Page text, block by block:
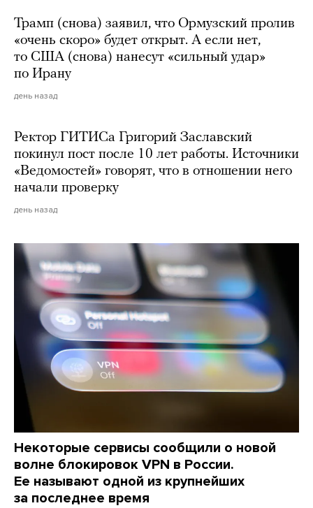
Трамп (снова) заявил, что Ормузский пролив
«очень скоро» будет открыт. А если нет,
то США (снова) нанесут «сильный удар»
по Ирану
день назад
Ректор ГИТИСа Григорий Заславский
покинул пост после 10 лет работы. Источники
«Ведомостей» говорят, что в отношении него
начали проверку
день назад
Некоторые сервисы сообщили о новой
волне блокировок VPN в России.
Ее называют одной из крупнейших
за последнее время